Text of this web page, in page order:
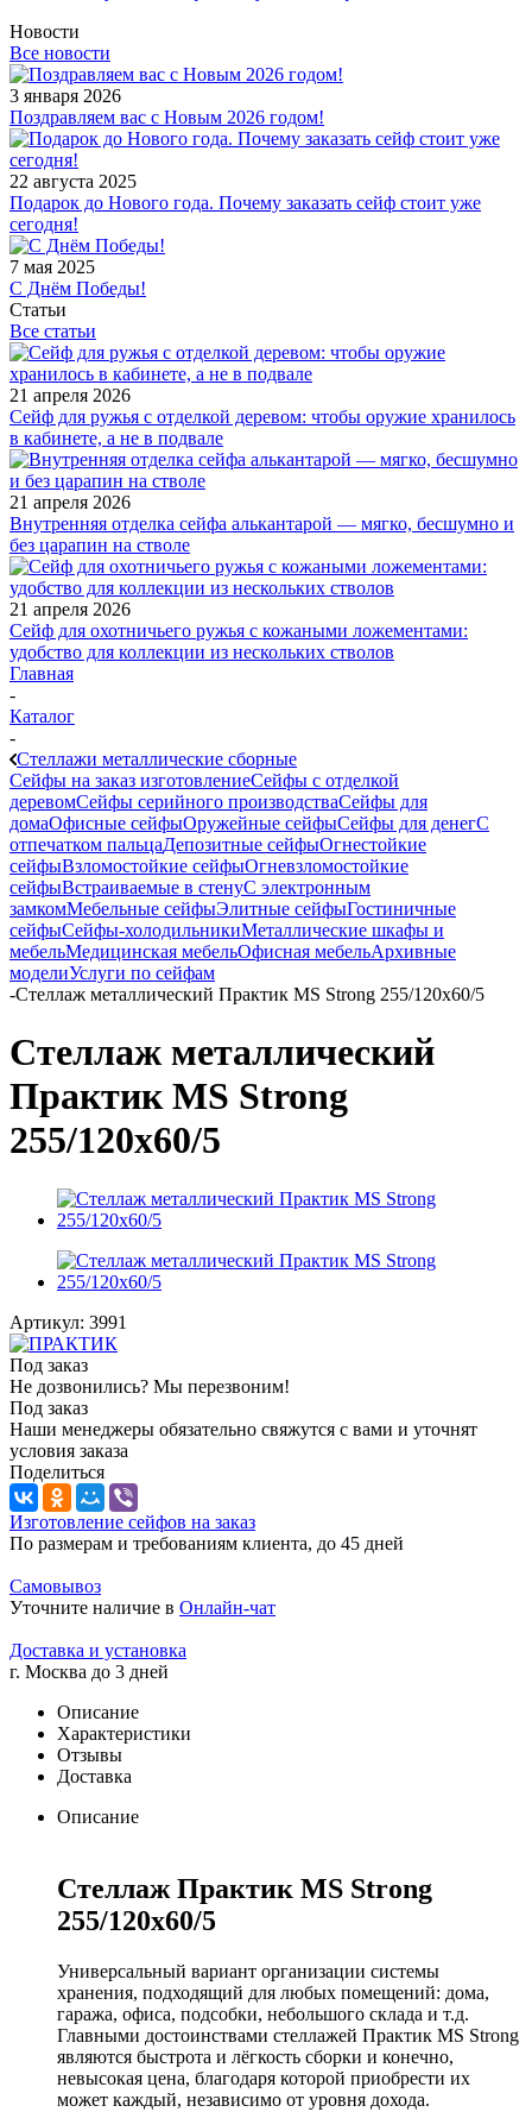
Новости
Все новости
3 января 2026
Поздравляем вас с Новым 2026 годом!
22 августа 2025
Подарок до Нового года. Почему заказать сейф стоит уже
сегодня!
7 мая 2025
С Днём Победы!
Статьи
Все статьи
21 апреля 2026
Сейф для ружья с отделкой деревом: чтобы оружие хранилось
в кабинете, а не в подвале
21 апреля 2026
Внутренняя отделка сейфа алькантарой — мягко, бесшумно и
без царапин на стволе
21 апреля 2026
Сейф для охотничьего ружья с кожаными ложементами:
удобство для коллекции из нескольких стволов
Главная
-
Каталог
-
Стеллажи металлические сборные
Сейфы на заказ изготовлениеСейфы с отделкой
деревомСейфы серийного производстваСейфы для
домаОфисные сейфыОружейные сейфыСейфы для денегС
отпечатком пальцаДепозитные сейфыОгнестойкие
сейфыВзломостойкие сейфыОгневзломостойкие
сейфыВстраиваемые в стенуС электронным
замкомМебельные сейфыЭлитные сейфыГостиничные
сейфыСейфы-холодильникиМеталлические шкафы и
мебельМедицинская мебельОфисная мебельАрхивные
моделиУслуги по сейфам
-Стеллаж металлический Практик MS Strong 255/120x60/5
Стеллаж металлический
Практик MS Strong
255/120x60/5
Артикул: 3991
Под заказ
Не дозвонились? Мы перезвоним!
Под заказ
Наши менеджеры обязательно свяжутся с вами и уточнят
условия заказа
Поделиться
Изготовление сейфов на заказ
По размерам и требованиям клиента, до 45 дней
Самовывоз
Уточните наличие в Онлайн-чат
Доставка и установка
г. Москва до 3 дней
Описание
Характеристики
Отзывы
Доставка
Описание
Стеллаж Практик MS Strong
255/120х60/5
Универсальный вариант организации системы
хранения, подходящий для любых помещений: дома,
гаража, офиса, подсобки, небольшого склада и т.д.
Главными достоинствами стеллажей Практик MS Strong
являются быстрота и лёгкость сборки и конечно,
невысокая цена, благодаря которой приобрести их
может каждый, независимо от уровня дохода.